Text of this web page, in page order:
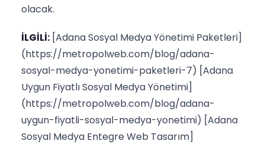
olacak.
İLGİLİ: [Adana Sosyal Medya Yönetimi Paketleri]
(https://metropolweb.com/blog/adana-
sosyal-medya-yonetimi-paketleri-7) [Adana
Uygun Fiyatlı Sosyal Medya Yönetimi]
(https://metropolweb.com/blog/adana-
uygun-fiyatli-sosyal-medya-yonetimi) [Adana
Sosyal Medya Entegre Web Tasarım]